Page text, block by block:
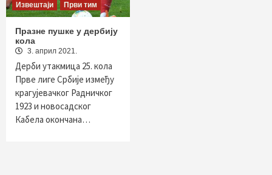
Извештаји
Први тим
Празне пушке у дербију
кола
3. април 2021.
Дерби утакмица 25. кола
Прве лиге Србије између
крагујевачког Радничког
1923 и новосадског
Кабела окончана…